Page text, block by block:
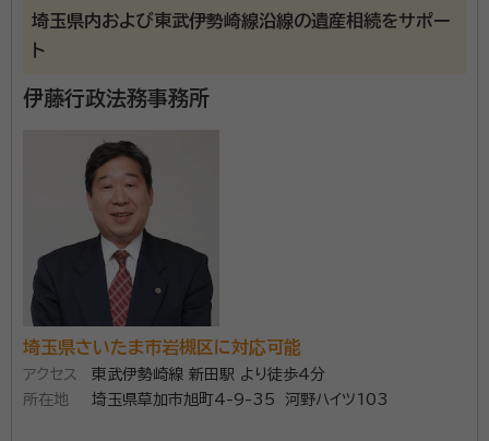
相続手続きに関するお手続きは奏行政書士事務所へご
広くサポートを行っております。 相続のご相談は無料で
す。費用のご心配はせずに、まずはお気軽にご相談くだ
さい。 一人一人の状況に合わせてサポートさせて頂き
行政書士、司法書士 / 行政書士
埼玉県行政書士会、埼玉司法書士会
埼玉県内および東武伊勢崎線沿線の遺産相続をサポー
ト
伊藤行政法務事務所
埼玉県さいたま市岩槻区に対応可能
アクセス
東武伊勢崎線 新田駅 より徒歩4分
所在地
埼玉県草加市旭町4-9-35 河野ハイツ103